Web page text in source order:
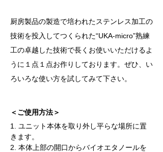
厨房製品の製造で培われたステンレス加工の
技術を投入してつくられた“UKA-micro”熟練
工の卓越した技術で長くお使いいただけるよ
うに１点１点お作りしております。ぜひ、い
ろいろな使い方を試してみて下さい。
＜ご使用方法＞
1. ユニット本体を取り外し平らな場所に置
きます。
2. 本体上部の開口からバイオエタノールを